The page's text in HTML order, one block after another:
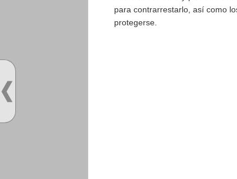
para contrarrestarlo, así como
protegerse.